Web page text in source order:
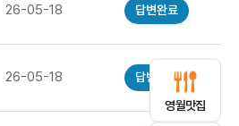
26-05-18 답변완료
26-05-18 답변완료
영월맛집